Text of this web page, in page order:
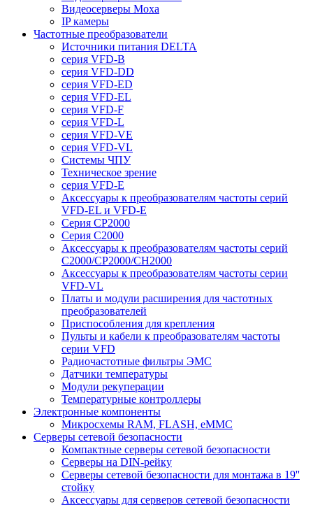
Видеосерверы Moxa
IP камеры
Частотные преобразователи
Источники питания DELTA
серия VFD-B
серия VFD-DD
серия VFD-ED
серия VFD-EL
серия VFD-F
серия VFD-L
серия VFD-VE
серия VFD-VL
Системы ЧПУ
Техническое зрение
серия VFD-E
Аксессуары к преобразователям частоты серий
VFD-EL и VFD-E
Серия CP2000
Серия C2000
Аксессуары к преобразователям частоты серий
С2000/CP2000/CH2000
Аксессуары к преобразователям частоты серии
VFD-VL
Платы и модули расширения для частотных
преобразователей
Приспособления для крепления
Пульты и кабели к преобразователям частоты
серии VFD
Радиочастотные фильтры ЭМС
Датчики температуры
Модули рекуперации
Температурные контроллеры
Электронные компоненты
Микросхемы RAM, FLASH, eMMC
Серверы сетевой безопасности
Компактные серверы сетевой безопасности
Серверы на DIN-рейку
Серверы сетевой безопасности для монтажа в 19''
стойку
Аксессуары для серверов сетевой безопасности